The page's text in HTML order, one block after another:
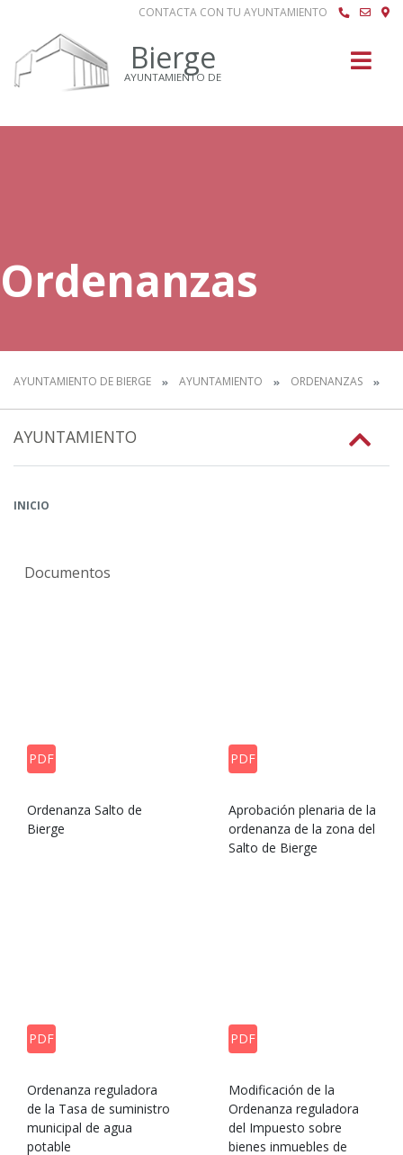
CONTACTA CON TU AYUNTAMIENTO
Bierge
AYUNTAMIENTO DE
Ordenanzas
AYUNTAMIENTO DE BIERGE AYUNTAMIENTO ORDENANZAS
AYUNTAMIENTO
INICIO
Documentos
PDF
Ordenanza Salto de
Bierge
PDF
Aprobación plenaria de la
ordenanza de la zona del
Salto de Bierge
PDF
Ordenanza reguladora
de la Tasa de suministro
municipal de agua
potable
PDF
Modificación de la
Ordenanza reguladora
del Impuesto sobre
bienes inmuebles de